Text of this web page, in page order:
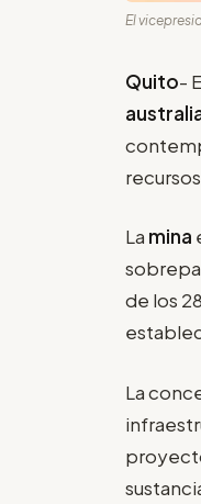
El
Quito-
La mina
de los
La